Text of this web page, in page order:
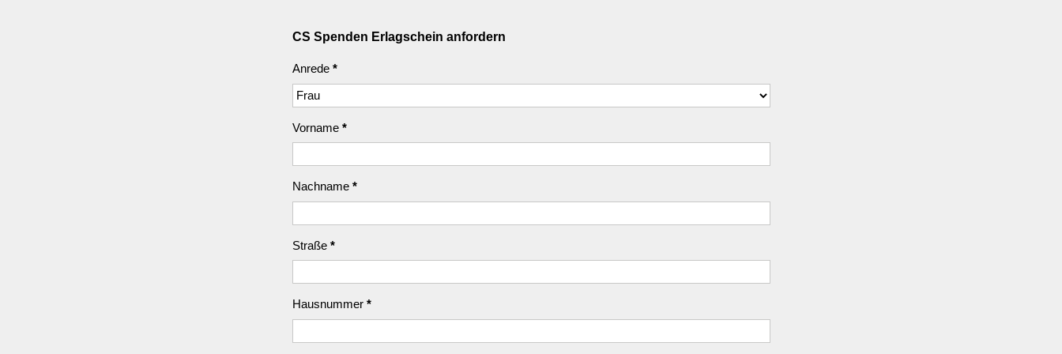
CS Spenden Erlagschein anfordern
Anrede *
Vorname *
Nachname *
Straße *
Hausnummer *